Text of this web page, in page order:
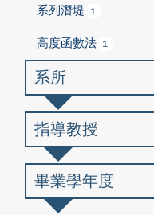
系列潛堤 1
高度函數法 1
系所
指導教授
畢業學年度